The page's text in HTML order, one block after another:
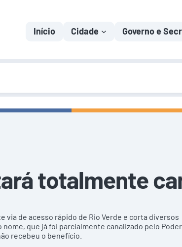
Início Cidade Governo e
totalmente
via de acesso rápido de Rio Verde e corta diversos
que já foi parcialmente canalizado pelo Poder
recebeu o benefício.